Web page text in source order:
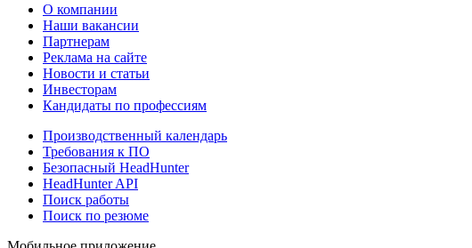
О компании
Наши вакансии
Партнерам
Реклама на сайте
Новости и статьи
Инвесторам
Кандидаты по профессиям
Производственный календарь
Требования к ПО
Безопасный HeadHunter
HeadHunter API
Поиск работы
Поиск по резюме